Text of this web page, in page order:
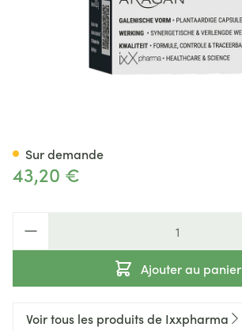
43,20 €
Ajouter au panier
Sur demande
Voir tous les produits de Ixxpharma